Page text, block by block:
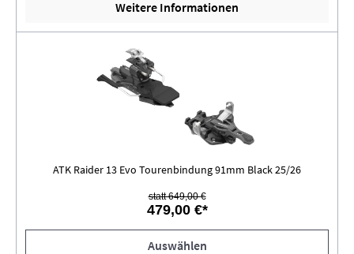
Weitere Informationen
ATK Raider 13 Evo Tourenbindung 91mm Black 25/26
statt 649,00 €
479,00 €*
Auswählen